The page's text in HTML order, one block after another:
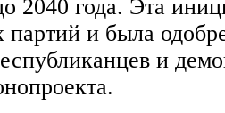
2040 года. Эта
и была
и